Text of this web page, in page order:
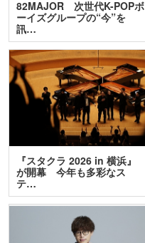
82MAJOR 次世代K-POPボ
ーイズグループの“今”を
訊…
『スタクラ 2026 in 横浜』
が開幕 今年も多彩なス
テ…